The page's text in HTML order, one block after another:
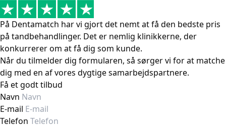
På Dentamatch har vi gjort det nemt at få den bedste pris
på tandbehandlinger. Det er nemlig klinikkerne, der
konkurrerer om at få dig som kunde.
Når du tilmelder dig formularen, så sørger vi for at matche
dig med en af vores dygtige samarbejdspartnere.
Få et godt tilbud
Navn
E-mail
Telefon